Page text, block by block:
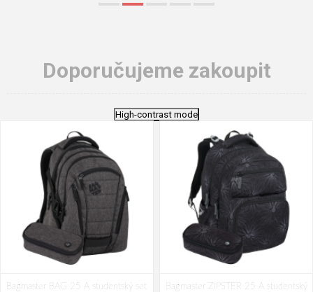
Doporučujeme zakoupit
High-contrast mode
Bagmaster BAG 25 A studentský set
Bagmaster ZIPSTER 25 A studentský